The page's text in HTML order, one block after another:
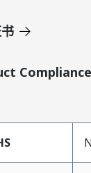
Compliance